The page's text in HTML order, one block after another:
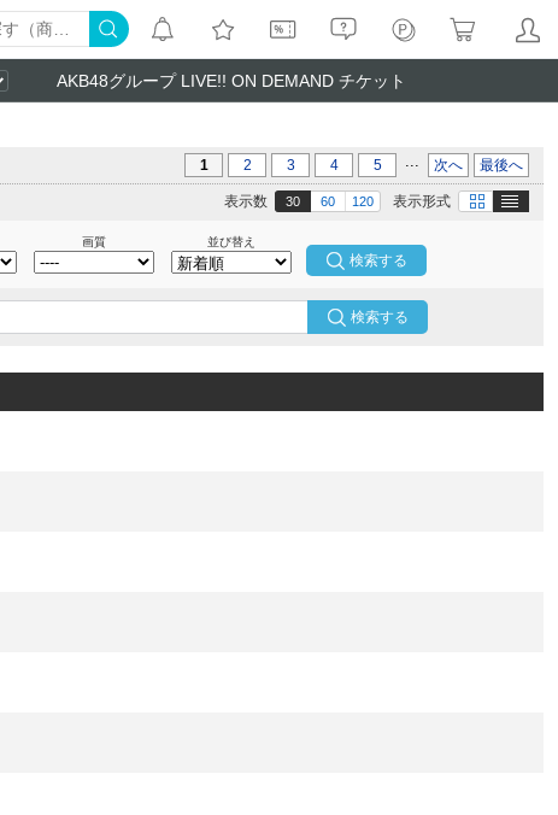
AKB48グループ LIVE!! ON DEMAND チケット
1 2 3 4 5 ... 次へ 最後へ
表示形式 画像
表示数 30 60 120
画質 並び替え
検索する